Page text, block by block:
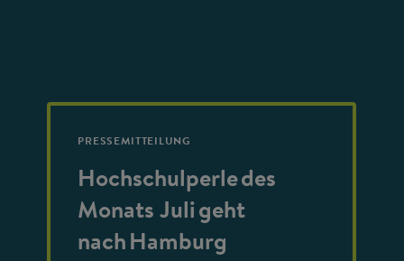
PRESSEMITTEILUNG
Hochschulperle des
Monats Juli geht
nach Hamburg